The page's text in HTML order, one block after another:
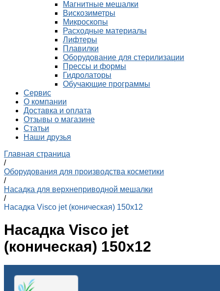
Магнитные мешалки
Вискозиметры
Микроскопы
Расходные материалы
Лифтеры
Плавилки
Оборудование для стерилизации
Прессы и формы
Гидролаторы
Обучающие программы
Сервис
О компании
Доставка и оплата
Отзывы о магазине
Статьи
Наши друзья
Главная страница
/
Оборудования для производства косметики
/
Насадка для верхнеприводной мешалки
/
Насадка Visco jet (коническая) 150х12
Насадка Visco jet
(коническая) 150х12